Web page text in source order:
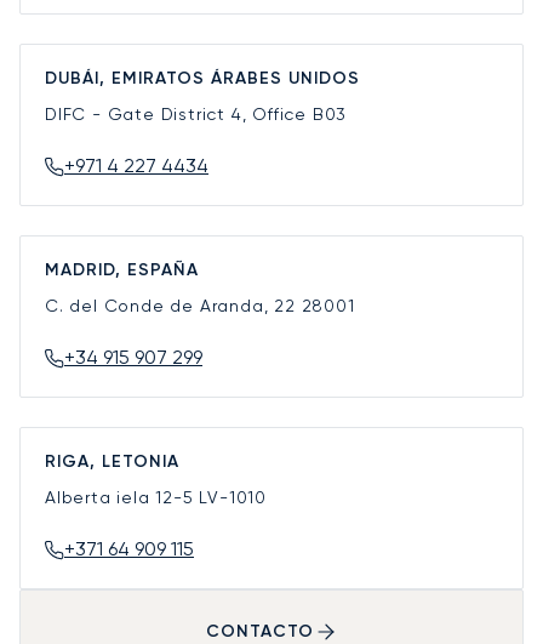
DUBÁI, EMIRATOS ÁRABES UNIDOS
DIFC - Gate District 4, Office B03
+971 4 227 4434
MADRID, ESPAÑA
C. del Conde de Aranda, 22 28001
+34 915 907 299
RIGA, LETONIA
Alberta iela 12-5 LV-1010
+371 64 909 115
CONTACTO